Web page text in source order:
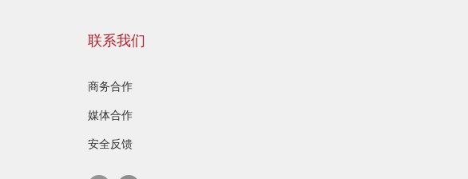
联系我们
商务合作
媒体合作
安全反馈